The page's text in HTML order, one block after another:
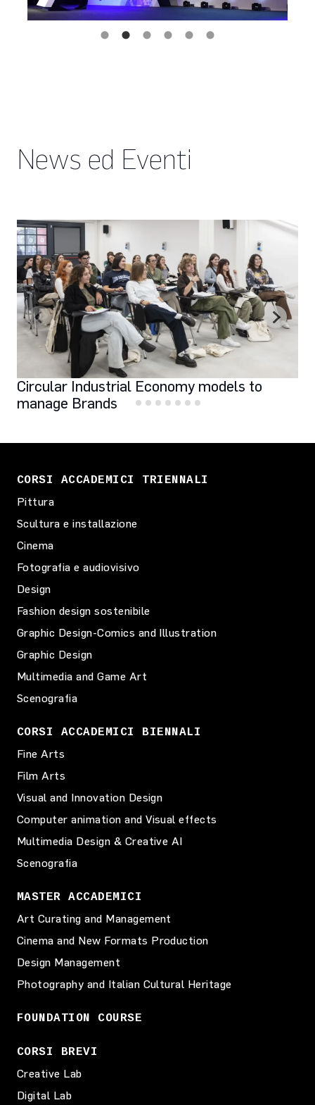
News ed Eventi
Circular Industrial Economy models to
manage Brands
CORSI ACCADEMICI TRIENNALI
Pittura
Scultura e installazione
Cinema
Fotografia e audiovisivo
Design
Fashion design sostenibile
Graphic Design-Comics and Illustration
Graphic Design
Multimedia and Game Art
Scenografia
CORSI ACCADEMICI BIENNALI
Fine Arts
Film Arts
Visual and Innovation Design
Computer animation and Visual effects
Multimedia Design & Creative AI
Scenografia
MASTER ACCADEMICI
Art Curating and Management
Cinema and New Formats Production
Design Management
Photography and Italian Cultural Heritage
FOUNDATION COURSE
CORSI BREVI
Creative Lab
Digital Lab